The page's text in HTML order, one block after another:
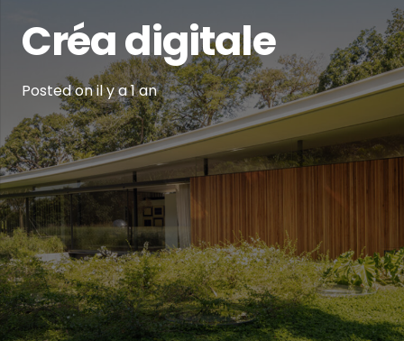
Créa digitale
Posted onil y a 1 an